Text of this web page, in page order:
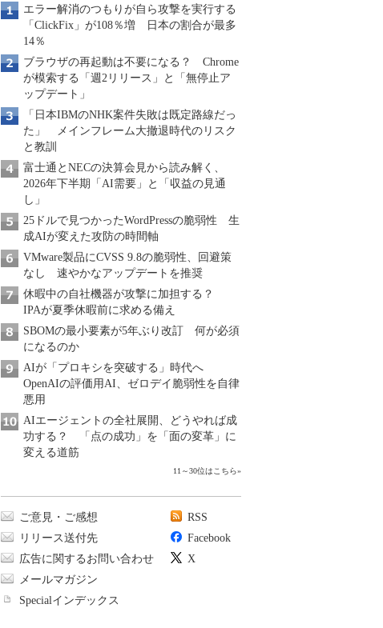
エラー解消のつもりが自ら攻撃を実行する
「ClickFix」が108％増 日本の割合が最多
14％
ブラウザの再起動は不要になる？ Chrome
が模索する「週2リリース」と「無停止ア
ップデート」
「日本IBMのNHK案件失敗は既定路線だっ
た」 メインフレーム大撤退時代のリスク
と教訓
富士通とNECの決算会見から読み解く、
2026年下半期「AI需要」と「収益の見通
し」
25ドルで見つかったWordPressの脆弱性 生
成AIが変えた攻防の時間軸
VMware製品にCVSS 9.8の脆弱性、回避策
なし 速やかなアップデートを推奨
休暇中の自社機器が攻撃に加担する？
IPAが夏季休暇前に求める備え
SBOMの最小要素が5年ぶり改訂 何が必須
になるのか
AIが「プロキシを突破する」時代へ
OpenAIの評価用AI、ゼロデイ脆弱性を自律
悪用
AIエージェントの全社展開、どうやれば成
功する？ 「点の成功」を「面の変革」に
変える道筋
11～30位はこちら»
ご意見・ご感想
リリース送付先
広告に関するお問い合わせ
メールマガジン
Specialインデックス
RSS
Facebook
X